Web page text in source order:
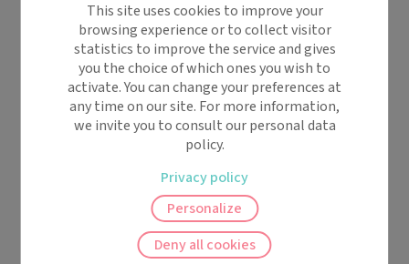
This site uses cookies to improve your
browsing experience or to collect visitor
statistics to improve the service and gives
you the choice of which ones you wish to
activate. You can change your preferences at
any time on our site. For more information,
we invite you to consult our personal data
policy.
Deny all cookies
Personalize
Privacy policy